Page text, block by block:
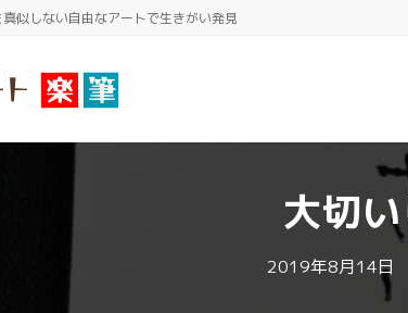
似しない自由なアートで生きがい発見
大切
2019年8月14日